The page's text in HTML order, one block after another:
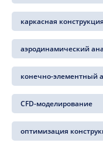
каркасная конструкция
аэродинамический
конечно-элементный
CFD-моделирование
оптимизация